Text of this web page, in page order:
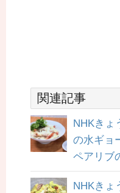
関連記事
NHKきょ
の水ギョ
ペアリブ
NHKきょ